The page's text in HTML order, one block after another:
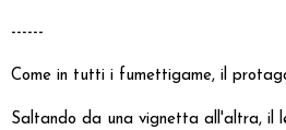
------
Come in tutti i fumettigame, il
Saltando da una vignetta all'altra, il